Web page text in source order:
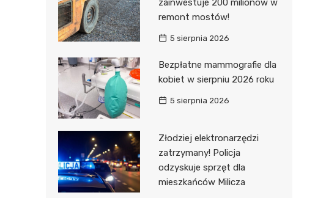
zainwestuje 200 milionów w
remont mostów!
5 sierpnia 2026
Bezpłatne mammografie dla
kobiet w sierpniu 2026 roku
5 sierpnia 2026
Złodziej elektronarzędzi
zatrzymany! Policja
odzyskuje sprzęt dla
mieszkańców Milicza